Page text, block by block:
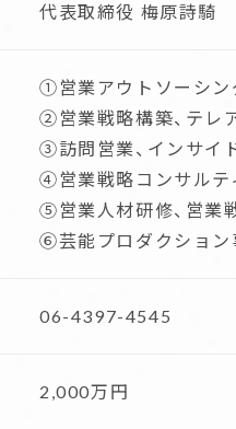
代表取締役 梅原詩騎
①営業アウトソーシン
②営業戦略構築、テレ
③訪問営業、インサイ
④営業戦略コンサルテ
⑤営業人材研修、営業
⑥芸能プロダクション
06-4397-4545
2,000万円